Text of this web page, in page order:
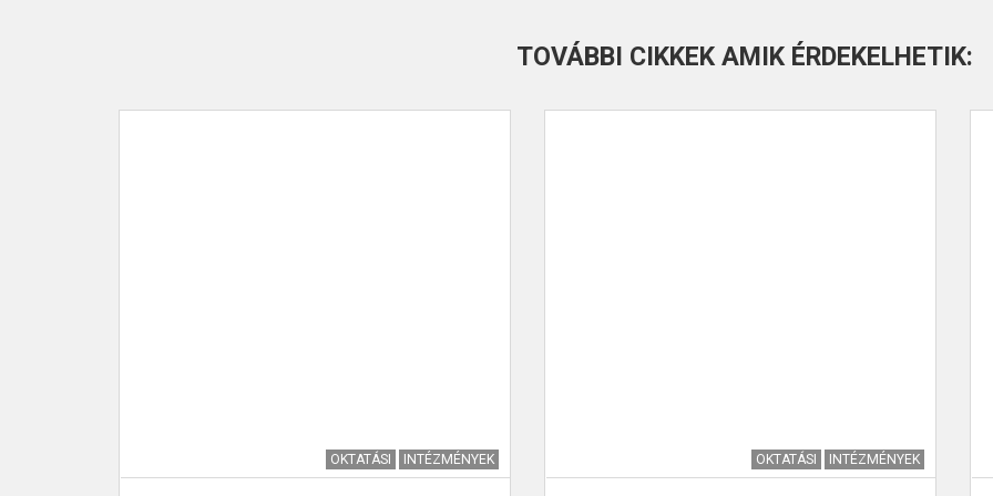
TOVÁBBI CIKKEK AMIK ÉRDEKELHETIK:
OKTATÁSI INTÉZMÉNYEK OKTATÁSI INTÉZMÉNYEK